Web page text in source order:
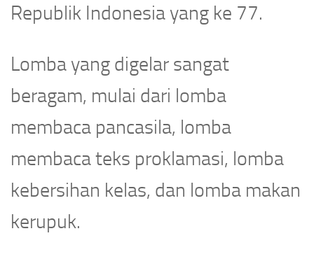
Republik Indonesia yang ke 77.
Lomba yang digelar sangat
beragam, mulai dari lomba
membaca pancasila, lomba
membaca teks proklamasi, lomba
kebersihan kelas, dan lomba makan
kerupuk.